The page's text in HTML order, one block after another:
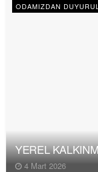
ODAMIZDAN
YEREL
4 Mart 2026